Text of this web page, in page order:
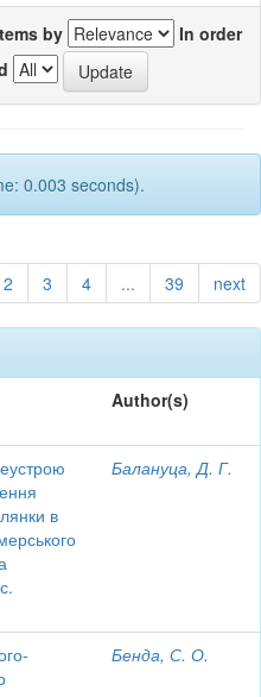
by
In order
0.003 seconds).
2 3 4 ... 39 next
Author(s)
в
Балануца, Д. Г.
Бенда, С. О.